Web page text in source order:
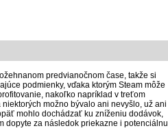
predvianočnom čase, takže si
podmienky, vďaka ktorým Steam môže
nakoľko napríklad v treťom
možno bývalo ani nevyšlo, už ani
mohlo dochádzať ku zníženiu dodávok,
dopyte za následok priekazne i potenciálnu